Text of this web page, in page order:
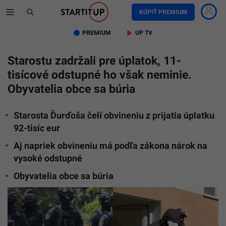
KÚPIŤ PREMIUM
PREMIUM UP TV
Starostu zadržali pre úplatok, 11-
tisícové odstupné ho však neminie.
Obyvatelia obce sa búria
Starosta Ďurďoša čelí obvineniu z prijatia úplatku
92-tisíc eur
Aj napriek obvineniu má podľa zákona nárok na
vysoké odstupné
Obyvatelia obce sa búria